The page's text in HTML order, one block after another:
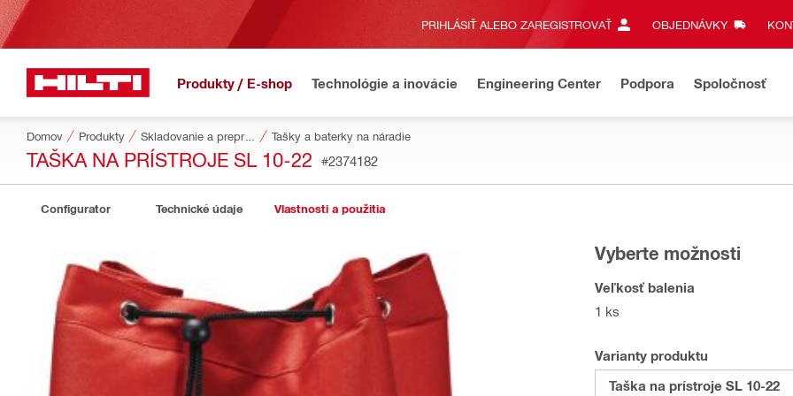
PRIHLÁSIŤ ALEBO ZAREGISTROVAŤ OBJEDNÁVKY
Produkty / E-shop Technológie a inovácie Engineering Center Podpora Spoločnosť
Domov Produkty Skladovanie a preprava náradia Tašky a baterky na náradie
TAŠKA NA PRÍSTROJE SL 10-22 #2374182
Configurator Technické údaje Vlastnosti a použitia
Vyberte možnosti
Veľkosť balenia
1 ks
Varianty produktu
Taška na prístroje SL 10-22